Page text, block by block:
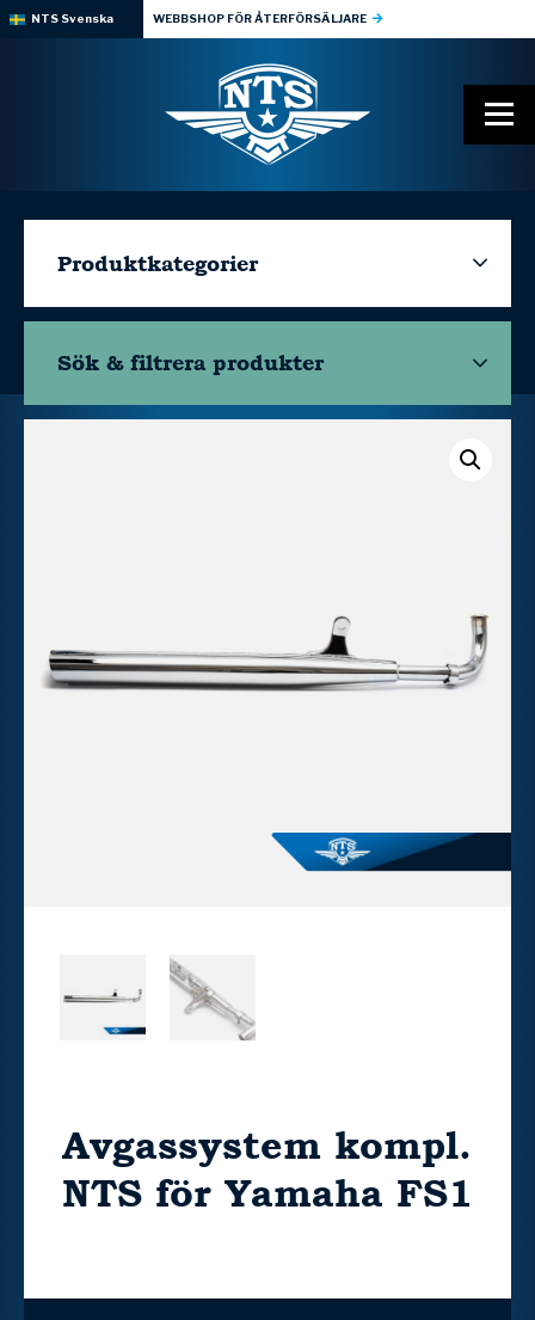
NTS Svenska WEBBSHOP FÖR ÅTERFÖRSÄLJARE
Produktkategorier
Sök & filtrera produkter
Avgassystem kompl.
NTS för Yamaha FS1